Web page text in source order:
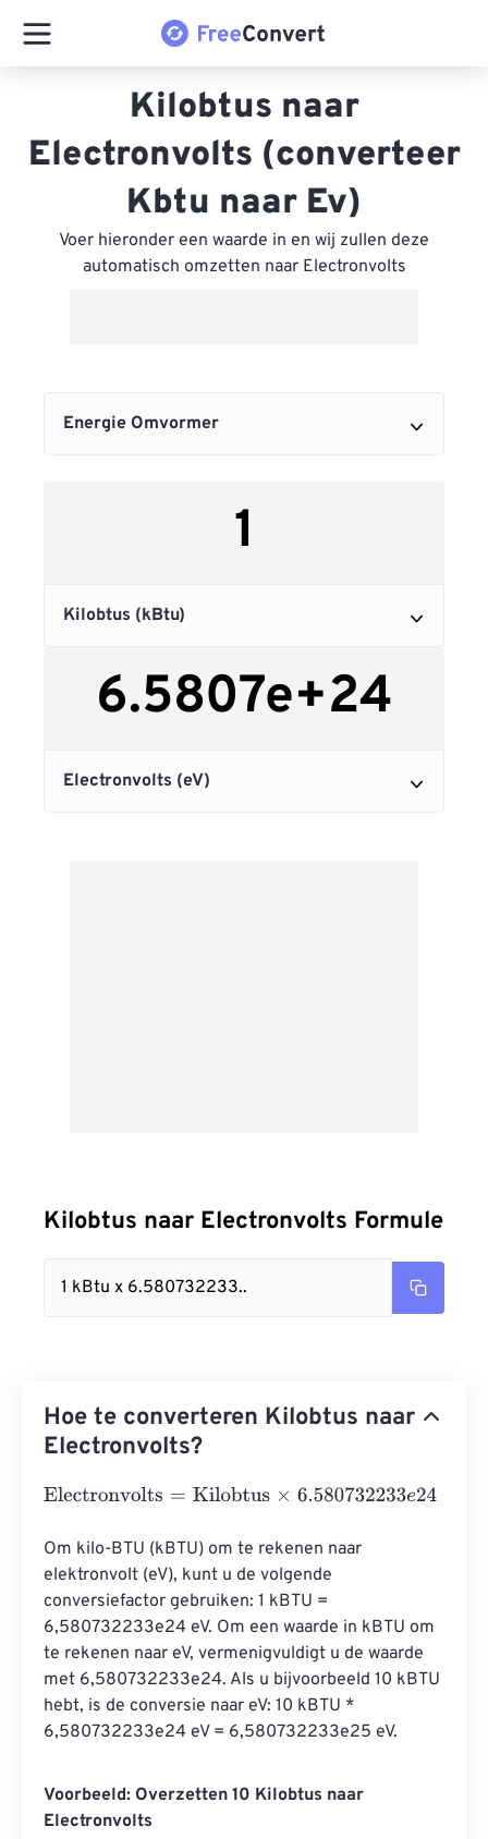
Kilobtus naar
Electronvolts (converteer
Kbtu naar Ev)
Voer hieronder een waarde in en wij zullen deze
automatisch omzetten naar Electronvolts
Kilobtus naar Electronvolts Formule
1 kBtu x 6.580732233..
Hoe te converteren Kilobtus naar
Electronvolts?
Electronvolts=Kilobtus×6.580732233e24
Om kilo-BTU (kBTU) om te rekenen naar
elektronvolt (eV), kunt u de volgende
conversiefactor gebruiken: 1 kBTU =
6,580732233e24 eV. Om een ​​waarde in kBTU om
te rekenen naar eV, vermenigvuldigt u de waarde
met 6,580732233e24. Als u bijvoorbeeld 10 kBTU
hebt, is de conversie naar eV: 10 kBTU *
6,580732233e24 eV = 6,580732233e25 eV.
Voorbeeld: Overzetten 10 Kilobtus naar
Electronvolts